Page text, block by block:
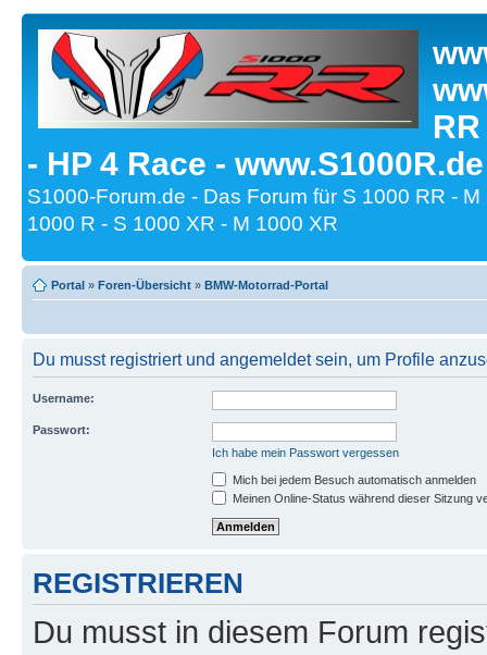
- HP 4 Race -
S1000-Forum.de - Das Forum für S 1000 RR -
1000 R - S 1000 XR - M 1000 XR
Portal » Foren-Übersicht » BMW-Motorrad-Portal
Du musst registriert und angemeldet sein, um Profile
Username:
Passwort:
Ich habe mein Passwort vergessen
Mich bei jedem Besuch automatisch anmelden
Meinen Online-Status während dieser Sitzung
REGISTRIEREN
Du musst in diesem Forum